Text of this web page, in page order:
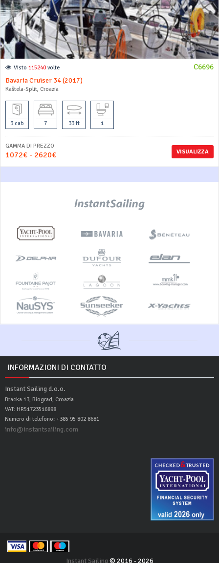
C6696
Visto 115240 volte
Bavaria Cruiser 34 (2017)
Kaštela-Split, Croazia
3 cab 7 33 ft 1
VISUALIZZA
GAMMA DI PREZZO
1072€ - 2620€
INFORMAZIONI DI CONTATTO
Instant Sailing d.o.o.
Bracka 13, Biograd, Croazia
VAT: HR51723516898
Numero di telefono: +385 95 802 8681
info@instantsailing.com
Instant Sailing © 2016 - 2026